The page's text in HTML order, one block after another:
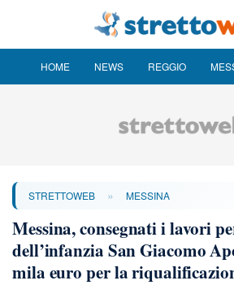
HOME NEWS REGGIO
STRETTOWEB » MESSINA
Messina, consegnati i lavori
dell’infanzia San Giacomo
mila euro per la